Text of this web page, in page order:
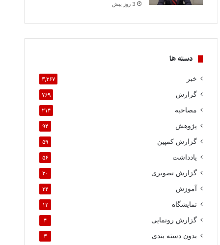
3 روز پیش
دسته ها
خبر ۳,۳۶۷
گزارش ۷۶۹
مصاحبه ۲۱۴
پژوهش ۹۴
گزارش کمپین ۵۹
یادداشت ۵۶
گزارش تصویری ۳۰
آموزش ۲۴
نمایشگاه ۱۲
گزارش رونمایی ۴
بدون دسته بندی ۳